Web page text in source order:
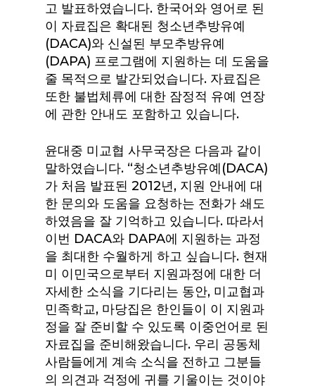
고 발표하였습니다. 한국어와 영어로 된
이 자료집은 확대된 청소년추방유예
(DACA)와 신설된 부모추방유예
(DAPA) 프로그램에 지원하는 데 도움을
줄 목적으로 발간되었습니다. 자료집은
또한 불법체류에 대한 잠정적 유예 연장
에 관한 안내도 포함하고 있습니다.
윤대중 미교협 사무국장은 다음과 같이
말하였습니다. “청소년추방유예(DACA)
가 처음 발표된 2012년, 지원 안내에 대
한 문의와 도움을 요청하는 전화가 쇄도
하였음을 잘 기억하고 있습니다. 따라서
이번 DACA와 DAPA에 지원하는 과정
을 최대한 수월하게 하고 싶습니다. 현재
미 이민국으로부터 지원과정에 대한 더
자세한 소식을 기다리는 동안, 미교협과
민족학교, 마당집은 한인들이 이 지원과
정을 잘 준비할 수 있도록 이중언어로 된
자료집을 준비해왔습니다. 우리 공동체
사람들에게 계속 소식을 전하고 그분들
의 의견과 걱정에 귀를 기울이는 것이야